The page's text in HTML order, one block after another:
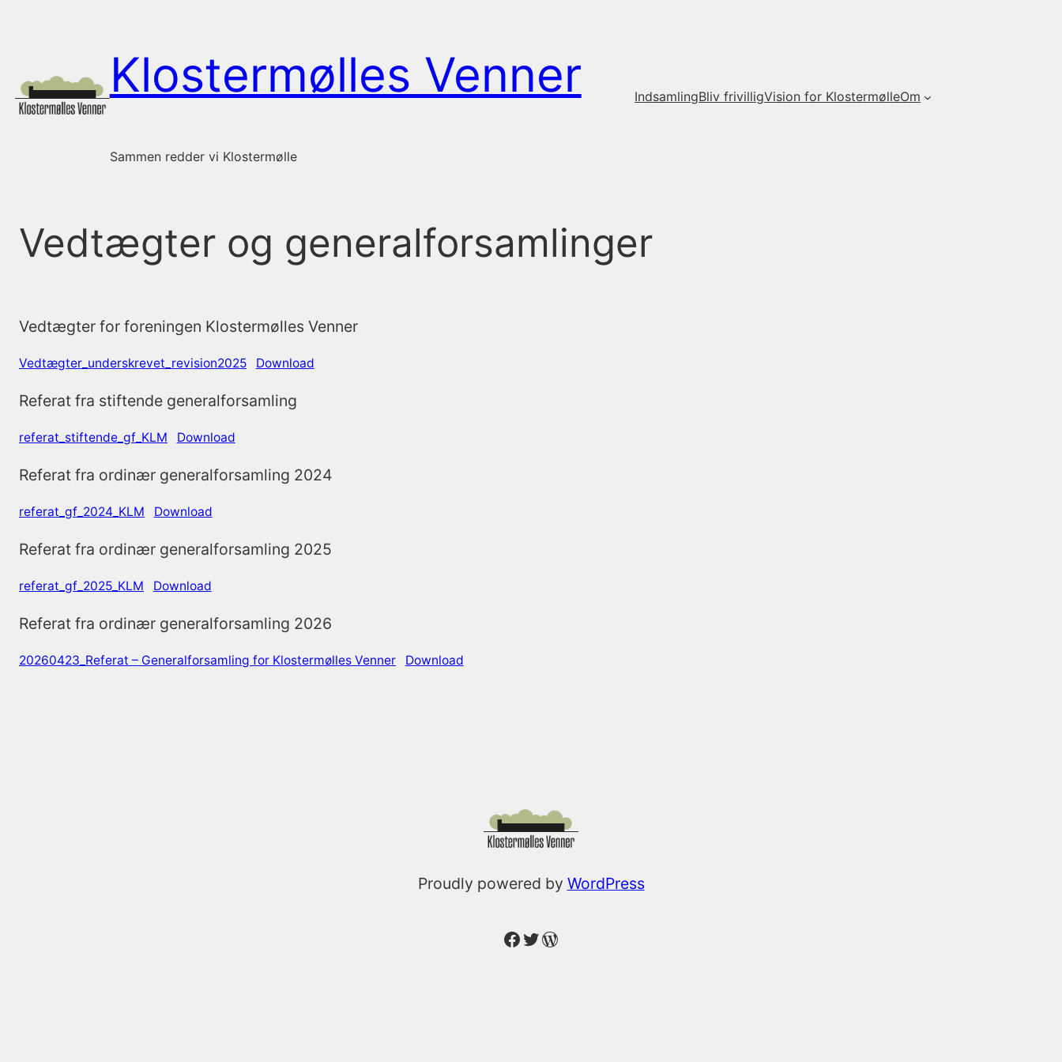
Klostermølles Venner
Sammen redder vi Klostermølle
IndsamlingBliv frivilligVision for KlostermølleOm
Vedtægter og generalforsamlinger
Vedtægter for foreningen Klostermølles Venner
Vedtægter_underskrevet_revision2025 Download
Referat fra stiftende generalforsamling
referat_stiftende_gf_KLM Download
Referat fra ordinær generalforsamling 2024
referat_gf_2024_KLM Download
Referat fra ordinær generalforsamling 2025
referat_gf_2025_KLM Download
Referat fra ordinær generalforsamling 2026
20260423_Referat – Generalforsamling for Klostermølles Venner Download
Proudly powered by WordPress
Facebook
Twitter
WordPress